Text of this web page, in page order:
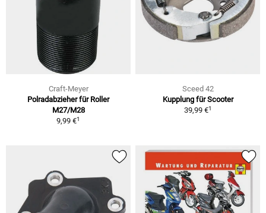
Craft-Meyer
Polradabzieher für Roller
M27/M28
9,99 €1
Sceed 42
Kupplung für Scooter
39,99 €1